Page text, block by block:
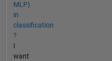
MLP)
in
classification
?
I
want